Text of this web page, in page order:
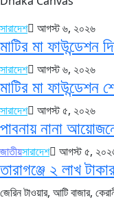
সারাদেশ
আগস্ট ৬, ২০২৬
মাটির মা ফাউন্ডেশন
সারাদেশ আগস্ট ৬, ২০২৬
মাটির মা ফাউন্ডেশন
সারাদেশ আগস্ট ৫, ২০২৬
পাবনায় নানা
জাতীয়সারাদেশ আগস্ট ৫,
তারাগঞ্জে ২ লাখ
জেরিন টাওয়ার, আটি বাজার,